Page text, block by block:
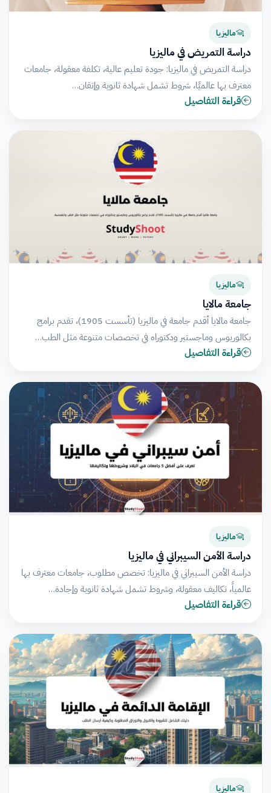
ماليزيا
دراسة التمريض في ماليزيا
دراسة التمريض في ماليزيا: جودة تعليم عالية، تكلفة معقولة، جامعات
معترف بها عالميًا، شروط تشمل شهادة ثانوية وإتقان…
قراءة التفاصيل
ماليزيا
جامعة مالايا
جامعة مالايا أقدم جامعة في ماليزيا (تأسست 1905)، تقدم برامج
بكالوريوس وماجستير ودكتوراه في تخصصات متنوعة مثل الطب…
قراءة التفاصيل
ماليزيا
دراسة الأمن السيبراني في ماليزيا
دراسة الأمن السيبراني في ماليزيا: تخصص مطلوب، جامعات معترف بها
عالمياً، تكاليف معقولة، وشروط تشمل شهادة ثانوية وإجادة…
قراءة التفاصيل
ماليزيا